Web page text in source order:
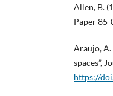
Allen, B.
Paper
Araujo, A.
spaces”,
https://